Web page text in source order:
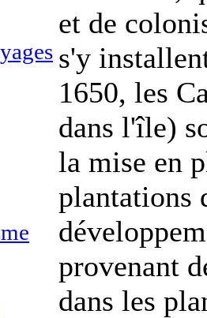
et de
s'y
1650, les
dans l'île)
la mise en
plantations
provenant
dans les